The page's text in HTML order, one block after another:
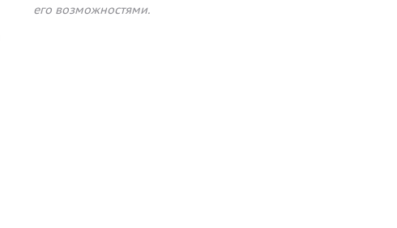
его возможностями.